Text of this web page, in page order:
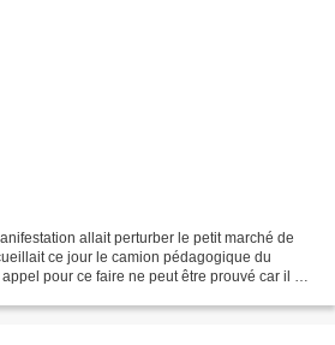
allait perturber le petit marché de
ce jour le camion pédagogique du
pour ce faire ne peut être prouvé car il n'y